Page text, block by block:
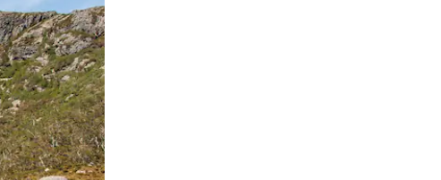
ことができます。